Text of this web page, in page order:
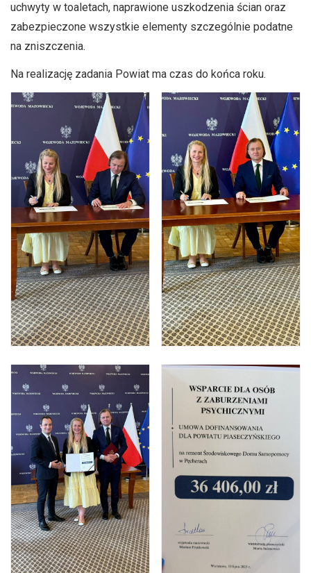
uchwyty w toaletach, naprawione uszkodzenia ścian oraz
zabezpieczone wszystkie elementy szczególnie podatne
na zniszczenia.
Na realizację zadania Powiat ma czas do końca roku.